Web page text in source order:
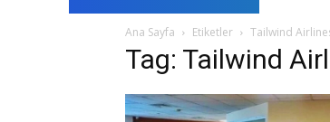
Ana Sayfa Etiketler Tailwind
Tag: Tailwind